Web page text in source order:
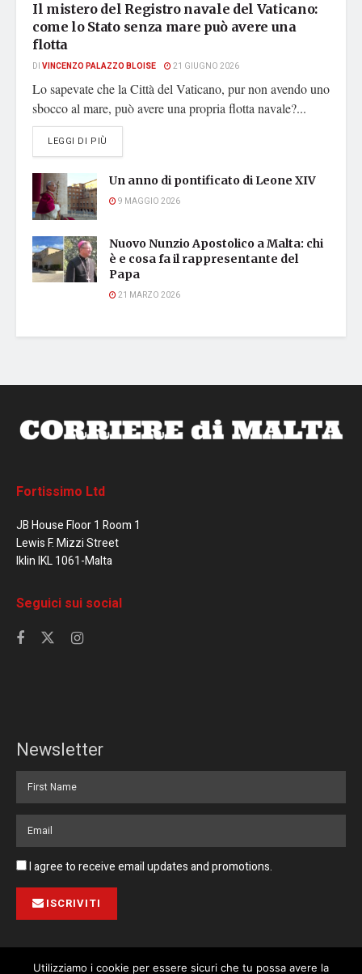
Il mistero del Registro navale del Vaticano:
come lo Stato senza mare può avere una
flotta
DI VINCENZO PALAZZO BLOISE 21 GIUGNO 2026
Lo sapevate che la Città del Vaticano, pur non avendo uno
sbocco al mare, può avere una propria flotta navale?...
LEGGI DI PIÙ
Un anno di pontificato di Leone XIV
9 MAGGIO 2026
Nuovo Nunzio Apostolico a Malta: chi
è e cosa fa il rappresentante del
Papa
21 MARZO 2026
Fortissimo Ltd
JB House Floor 1 Room 1
Lewis F. Mizzi Street
Iklin IKL 1061-Malta
Seguici sui social
Newsletter
I agree to receive email updates and promotions.
ISCRIVITI
Utilizziamo i cookie per essere sicuri che tu possa avere la